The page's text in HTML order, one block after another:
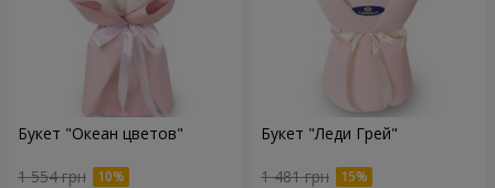
Букет "Океан цветов"
1 554 грн
Букет "Леди Грей"
1 481 грн